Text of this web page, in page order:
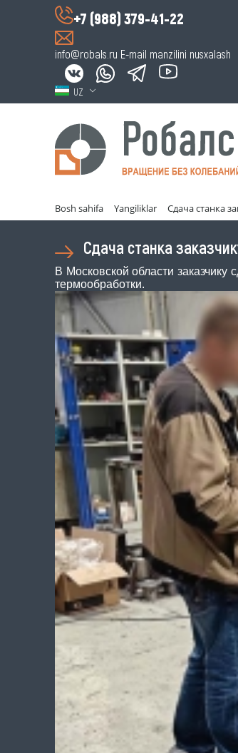
+7 (988) 379-41-22
info@robals.ru E-mail manzilini nusxalash
UZ
Bosh sahifa Yangiliklar Сдача станка
Сдача станка
В Московской области
термообработки.